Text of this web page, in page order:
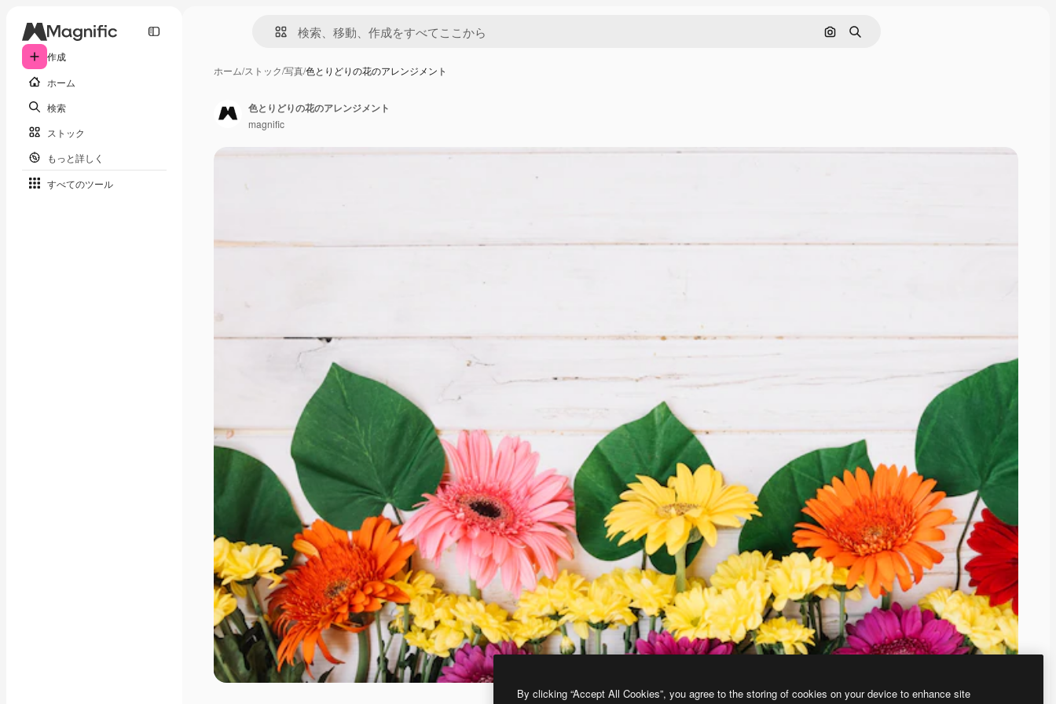
作成
ホーム
検索
ストック
もっと詳しく
すべてのツール
画像で検索
検索
ホーム/ストック/写真/色とりどりの花のアレンジメント
色とりどりの花のアレンジメント
magnific
By clicking “Accept All Cookies”, you agree to the storing of cookies on your device to enhance site